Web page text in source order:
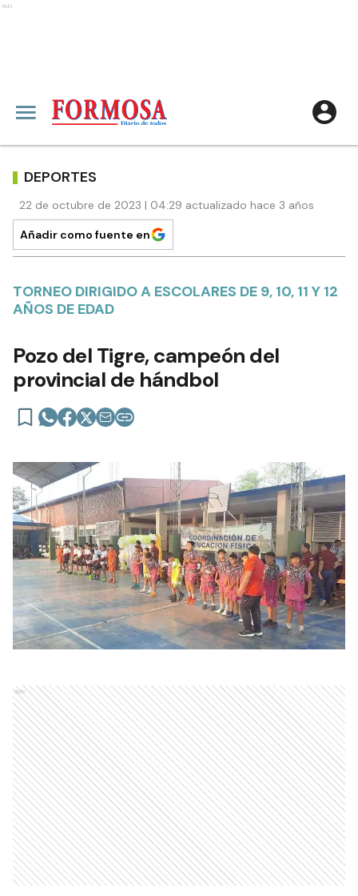
Ads
DEPORTES
22 de octubre de 2023 | 04:29 actualizado hace 3 años
Añadir como fuente en
TORNEO DIRIGIDO A ESCOLARES DE 9, 10, 11 Y 12
AÑOS DE EDAD
Pozo del Tigre, campeón del
provincial de hándbol
Ads